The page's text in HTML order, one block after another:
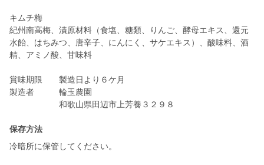
キムチ梅
紀州南高梅、漬原材料（食塩、糖類、りんご、酵母エキス、還元
水飴、はちみつ、唐辛子、にんにく、サケエキス）、酸味料、酒
精、アミノ酸、甘味料
賞味期限 製造日より６ケ月
製造者 輪玉農園
和歌山県田辺市上芳養３２９８
保存方法
冷暗所に保管してください。